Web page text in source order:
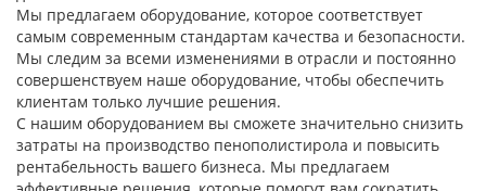
Новости
О нас
Контакты
Продукция
Мы предлагаем оборудование, которое соответствует
самым современным стандартам качества и безопасности.
Мы следим за всеми изменениями в отрасли и постоянно
совершенствуем наше оборудование, чтобы обеспечить
клиентам только лучшие решения.
С нашим оборудованием вы сможете значительно снизить
затраты на производство пенополистирола и повысить
рентабельность вашего бизнеса. Мы предлагаем